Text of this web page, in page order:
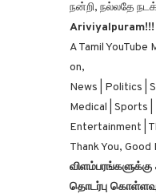
நன்றி, நல்லதே
Ariviyalpuram!!!
A Tamil YouTube
on,
News | Politics |
Medical | Sports |
Entertainment |
Thank You, Good
தொடர்பு